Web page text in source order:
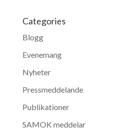
Categories
Blogg
Evenemang
Nyheter
Pressmeddelande
Publikationer
SAMOK meddelar